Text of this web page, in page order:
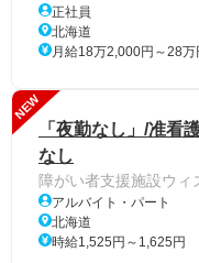
正社員
北海道
月給18万2,000円～28万
NEW
「夜勤なし」/准看
なし
障がい者支援施設ウィ
アルバイト・パート
北海道
時給1,525円～1,625円